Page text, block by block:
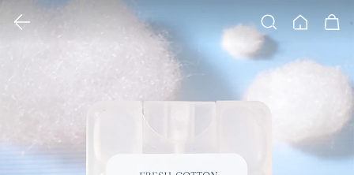
검색
클릭 시 이미지 확대 보기 팝업 열림